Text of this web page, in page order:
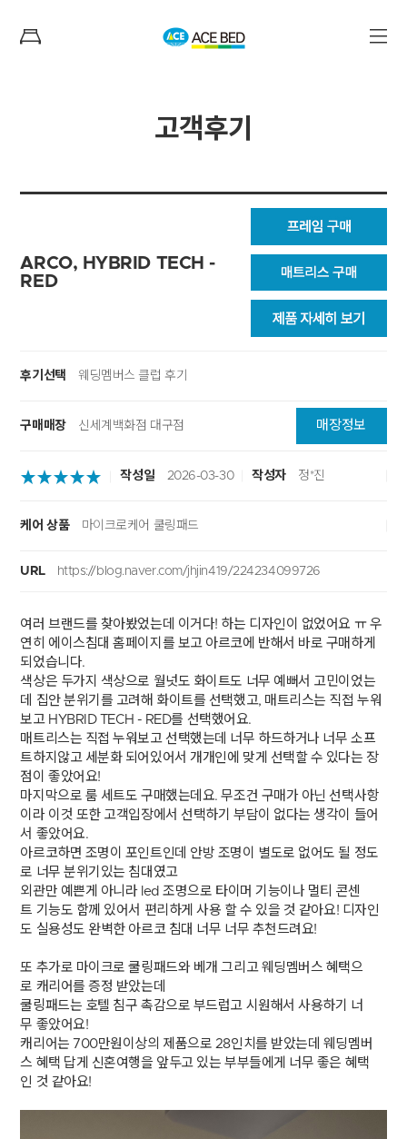
고객후기
ARCO, HYBRID TECH -
RED
후기선택 웨딩멤버스 클럽 후기
구매매장 신세계백화점 대구점 매장정보
작성일 2026-03-30 작성자 정*진
케어 상품 마이크로케어 쿨링패드
URL https://blog.naver.com/jhjin419/224234099726
여러 브랜드를 찾아봤었는데 이거다! 하는 디자인이 없었어요 ㅠ 우
연히 에이스침대 홈페이지를 보고 아르코에 반해서 바로 구매하게
되었습니다.
색상은 두가지 색상으로 월넛도 화이트도 너무 예뻐서 고민이었는
데 집안 분위기를 고려해 화이트를 선택했고, 매트리스는 직접 누워
보고 HYBRID TECH - RED를 선택했어요.
매트리스는 직접 누워보고 선택했는데 너무 하드하거나 너무 소프
트하지않고 세분화 되어있어서 개개인에 맞게 선택할 수 있다는 장
점이 좋았어요!
마지막으로 룸 세트도 구매했는데요. 무조건 구매가 아닌 선택사항
이라 이것 또한 고객입장에서 선택하기 부담이 없다는 생각이 들어
서 좋았어요.
아르코하면 조명이 포인트인데 안방 조명이 별도로 없어도 될 정도
로 너무 분위기있는 침대였고
외관만 예쁜게 아니라 led 조명으로 타이머 기능이나 멀티 콘센
트 기능도 함께 있어서 편리하게 사용 할 수 있을 것 같아요! 디자인
도 실용성도 완벽한 아르코 침대 너무 너무 추천드려요!
또 추가로 마이크로 쿨링패드와 베개 그리고 웨딩멤버스 혜택으
로 캐리어를 증정 받았는데
쿨링패드는 호텔 침구 촉감으로 부드럽고 시원해서 사용하기 너
무 좋았어요!
캐리어는 700만원이상의 제품으로 28인치를 받았는데 웨딩멤버
스 혜택 답게 신혼여행을 앞두고 있는 부부들에게 너무 좋은 혜택
인 것 같아요!